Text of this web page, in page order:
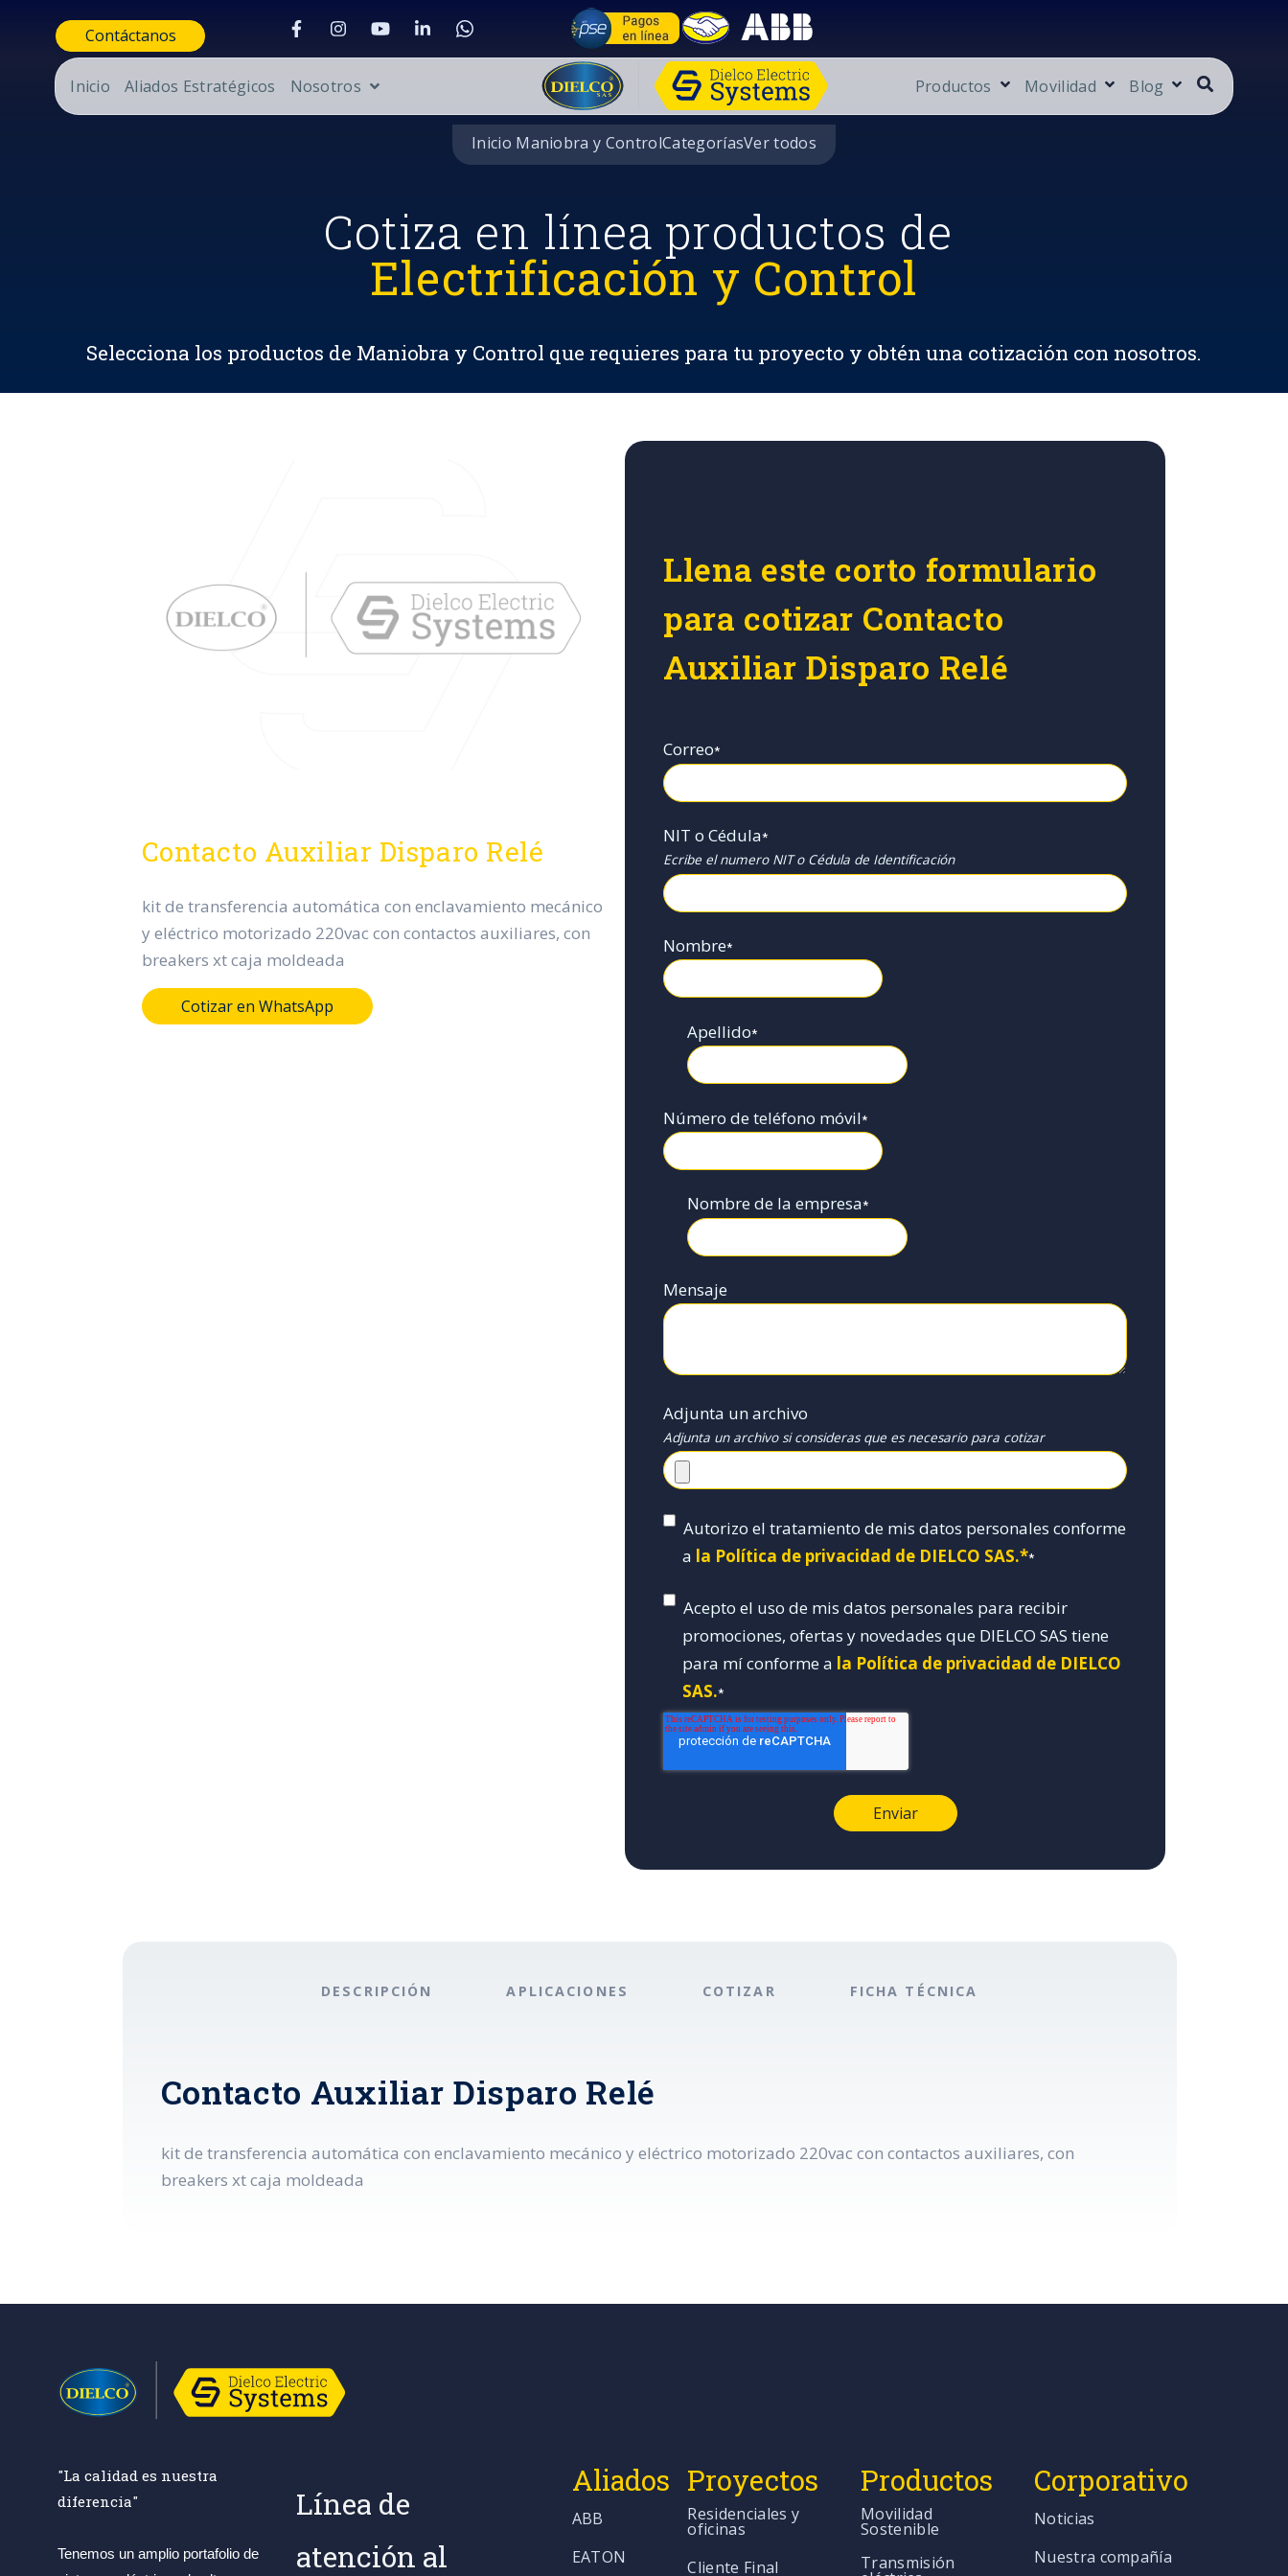
Contáctanos
Inicio Aliados Estratégicos Nosotros Productos Movilidad Blog
Inicio Maniobra y ControlCategoríasVer todos
Cotiza en línea productos de
Electrificación y Control
Selecciona los productos de Maniobra y Control que requieres para tu proyecto y obtén una cotización con nosotros.
Contacto Auxiliar Disparo Relé
kit de transferencia automática con enclavamiento mecánico
y eléctrico motorizado 220vac con contactos auxiliares, con
breakers xt caja moldeada
Cotizar en WhatsApp
Llena este corto formulario
para cotizar Contacto
Auxiliar Disparo Relé
Correo*
NIT o Cédula*
Ecribe el numero NIT o Cédula de Identificación
Nombre*
Apellido*
Número de teléfono móvil*
Nombre de la empresa*
Mensaje
Adjunta un archivo
Adjunta un archivo si consideras que es necesario para cotizar
Autorizo el tratamiento de mis datos personales conforme
a la Política de privacidad de DIELCO SAS.**
Acepto el uso de mis datos personales para recibir
promociones, ofertas y novedades que DIELCO SAS tiene
para mí conforme a la Política de privacidad de DIELCO
SAS.*
DESCRIPCIÓN APLICACIONES COTIZAR FICHA TÉCNICA
Contacto Auxiliar Disparo Relé
kit de transferencia automática con enclavamiento mecánico y eléctrico motorizado 220vac con contactos auxiliares, con
breakers xt caja moldeada
"La calidad es nuestra
diferencia"
Tenemos un amplio portafolio de
Línea de
atención al
Aliados
ABB
EATON
Proyectos
Residenciales y
oficinas
Cliente Final
Productos
Movilidad
Sostenible
Transmisión
Corporativo
Noticias
Nuestra compañía